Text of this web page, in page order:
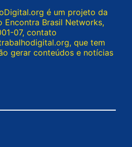
é um projeto da
Encontra Brasil Networks,
07, contato
, que tem
gerar conteúdos e notícias